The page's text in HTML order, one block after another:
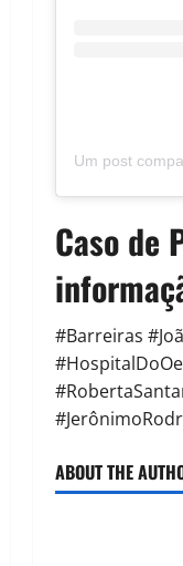
Caso de
#Barreiras
ABOUT THE